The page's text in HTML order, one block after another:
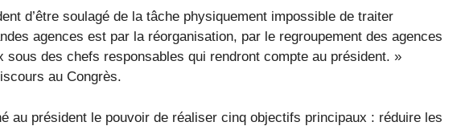
d’être soulagé de la tâche physiquement impossible de traiter
agences est par la réorganisation, par le regroupement des agences
des chefs responsables qui rendront compte au président. »
au Congrès.
au président le pouvoir de réaliser cinq objectifs principaux : réduire les